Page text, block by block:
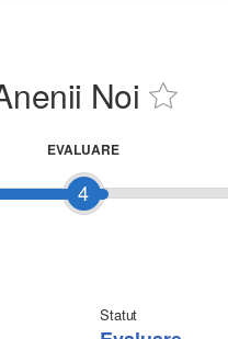
Noi
4
EVALUARE
Statut